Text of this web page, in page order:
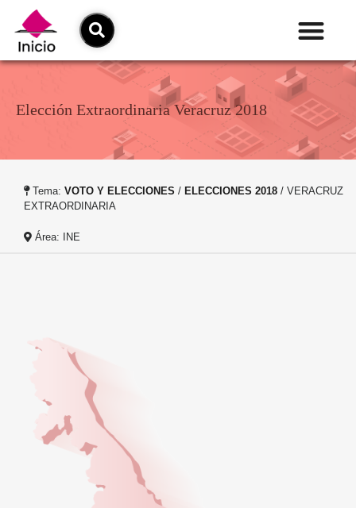
Elección Extraordinaria Veracruz 2018
Tema: VOTO Y ELECCIONES / ELECCIONES 2018 / VERACRUZ
EXTRAORDINARIA
Área: INE